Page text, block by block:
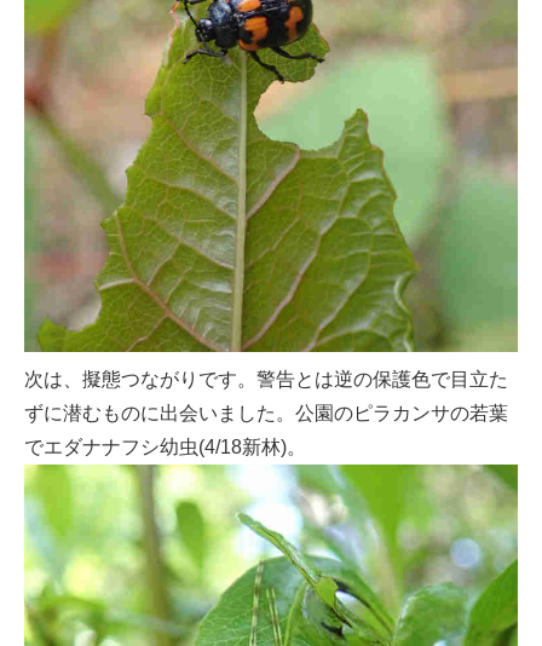
次は、擬態つながりです。警告とは逆の保護色で目立た
ずに潜むものに出会いました。公園のピラカンサの若葉
でエダナナフシ幼虫(4/18新林)。